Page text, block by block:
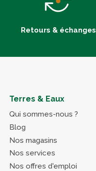
Retours & échanges
Terres & Eaux
Qui sommes-nous ?
Blog
Nos magasins
Nos services
Nos offres d'emploi